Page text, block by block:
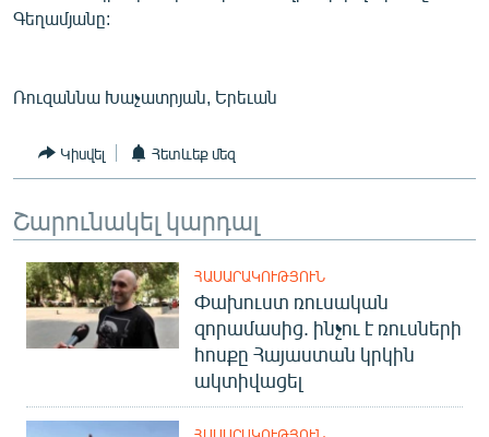
Գեղամյանը:
Ռուզաննա Խաչատրյան, Երեւան
Կիսվել Հետևեք մեզ
Շարունակել կարդալ
ՀԱՍԱՐԱԿՈՒԹՅՈՒՆ
Փախուստ ռուսական
զորամասից. ինչու է ռուսների
հոսքը Հայաստան կրկին
ակտիվացել